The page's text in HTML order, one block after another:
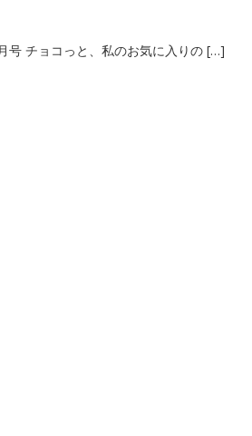
号 チョコっと、私のお気に入りの […]